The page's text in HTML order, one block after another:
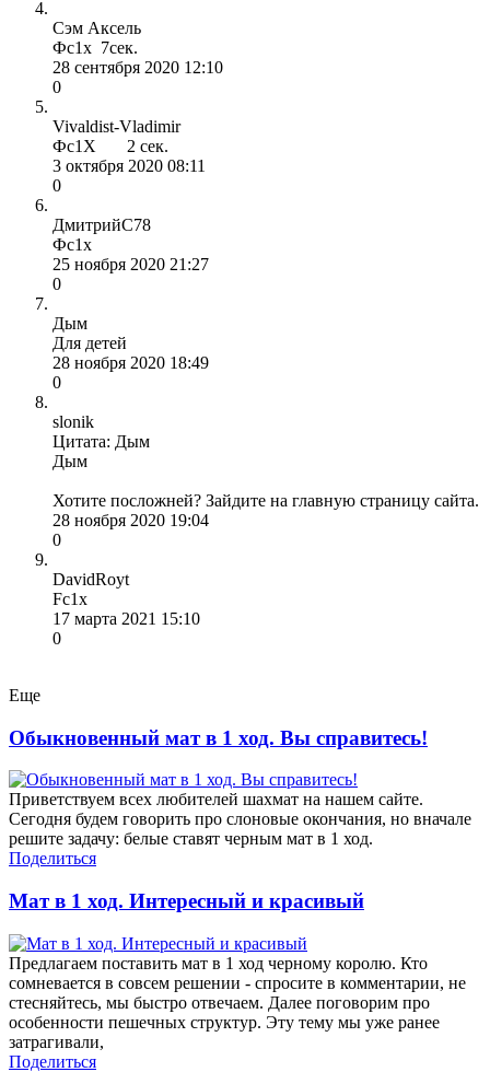
Сэм Аксель
Фс1х 7сек.
28 сентября 2020 12:10
0
Vivaldist-Vladimir
Фс1Х 2 cек.
3 октября 2020 08:11
0
ДмитрийС78
Фс1х
25 ноября 2020 21:27
0
Дым
Для детей
28 ноября 2020 18:49
0
slonik
Цитата: Дым
Дым
Хотите посложней? Зайдите на главную страницу сайта.
28 ноября 2020 19:04
0
DavidRoyt
Fc1x
17 марта 2021 15:10
0
Еще
Обыкновенный мат в 1 ход. Вы справитесь!
Приветствуем всех любителей шахмат на нашем сайте.
Сегодня будем говорить про слоновые окончания, но вначале
решите задачу: белые ставят черным мат в 1 ход.
Поделиться
Мат в 1 ход. Интересный и красивый
Предлагаем поставить мат в 1 ход черному королю. Кто
сомневается в совсем решении - спросите в комментарии, не
стесняйтесь, мы быстро отвечаем. Далее поговорим про
особенности пешечных структур. Эту тему мы уже ранее
затрагивали,
Поделиться